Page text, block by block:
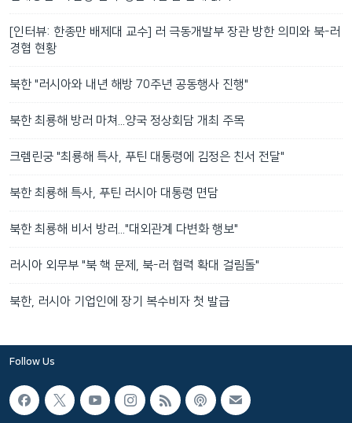
[인터뷰: 한종만 배제대 교수] 러 극동개발부 장관 방한 의미와 북-러
경협 현황
북한 "러시아와 내년 해방 70주년 공동행사 진행"
북한 최룡해 방러 마쳐...양국 정상회담 개최 주목
크렘린궁 "최룡해 특사, 푸틴 대통령에 김정은 친서 전달"
북한 최룡해 특사, 푸틴 러시아 대통령 면담
북한 최룡해 비서 방러..."대외관계 다변화 행보"
러시아 외무부 "북 핵 문제, 북-러 협력 확대 걸림돌"
북한, 러시아 기업인에 장기 복수비자 첫 발급
Follow Us